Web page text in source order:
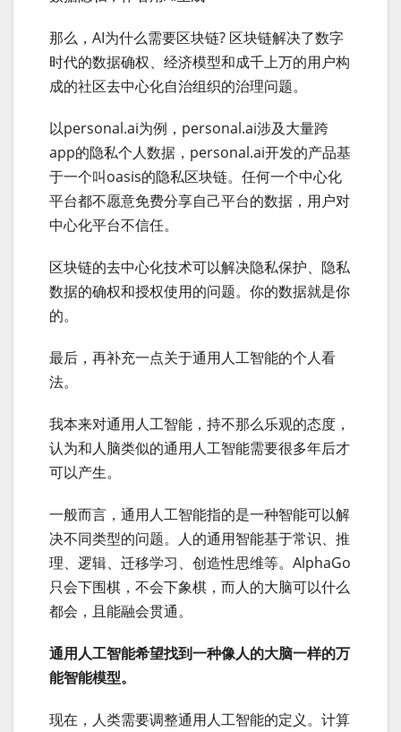
那么，AI为什么需要区块链? 区块链解决了数字
时代的数据确权、经济模型和成千上万的用户构
成的社区去中心化自治组织的治理问题。
以personal.ai为例，personal.ai涉及大量跨
app的隐私个人数据，personal.ai开发的产品基
于一个叫oasis的隐私区块链。任何一个中心化
平台都不愿意免费分享自己平台的数据，用户对
中心化平台不信任。
区块链的去中心化技术可以解决隐私保护、隐私
数据的确权和授权使用的问题。你的数据就是你
的。
最后，再补充一点关于通用人工智能的个人看
法。
我本来对通用人工智能，持不那么乐观的态度，
认为和人脑类似的通用人工智能需要很多年后才
可以产生。
一般而言，通用人工智能指的是一种智能可以解
决不同类型的问题。人的通用智能基于常识、推
理、逻辑、迁移学习、创造性思维等。AlphaGo
只会下围棋，不会下象棋，而人的大脑可以什么
都会，且能融会贯通。
通用人工智能希望找到一种像人的大脑一样的万
能智能模型。
现在，人类需要调整通用人工智能的定义。计算